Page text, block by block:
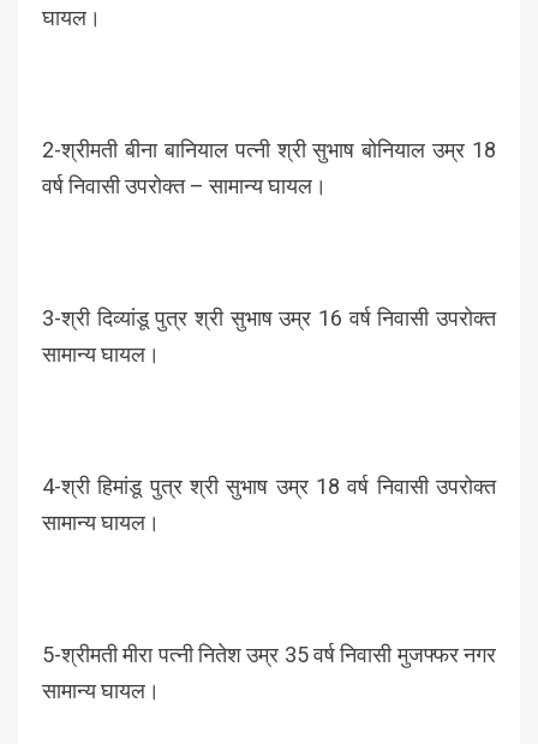
घायल।
2-श्रीमती बीना बानियाल पत्नी श्री सुभाष बोनियाल उम्र 18
वर्ष निवासी उपरोक्त – सामान्य घायल।
3-श्री दिव्यांडू पुत्र श्री सुभाष उम्र 16 वर्ष निवासी उपरोक्त
सामान्य घायल।
4-श्री हिमांडू पुत्र श्री सुभाष उम्र 18 वर्ष निवासी उपरोक्त
सामान्य घायल।
5-श्रीमती मीरा पत्नी नितेश उम्र 35 वर्ष निवासी मुजफ्फर नगर
सामान्य घायल।